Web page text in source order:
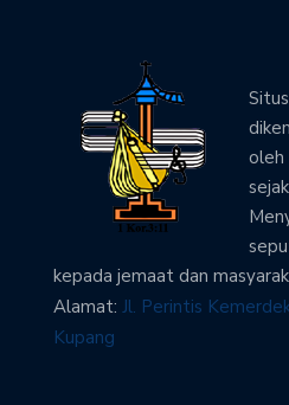
oleh
kepada jemaat dan
Alamat: Jl. Perintis
Kupang